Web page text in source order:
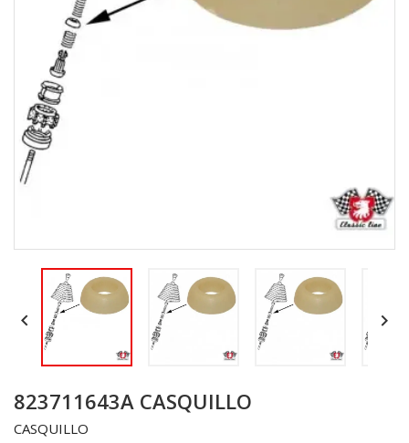
 
823711643A CASQUILLO
CASQUILLO